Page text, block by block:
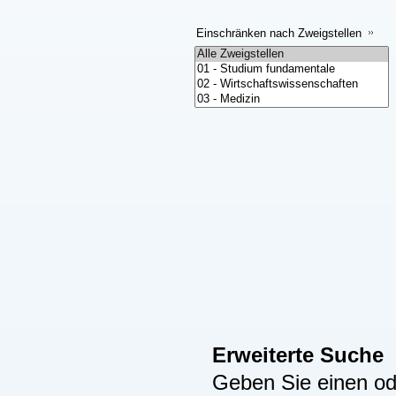
Einschränken nach Zweigstellen
Erweiterte Suche
Geben Sie einen